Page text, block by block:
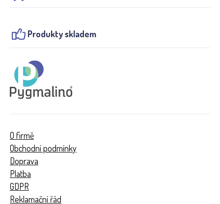
Produkty skladem
O firmě
Obchodní podmínky
Doprava
Platba
GDPR
Reklamační řád